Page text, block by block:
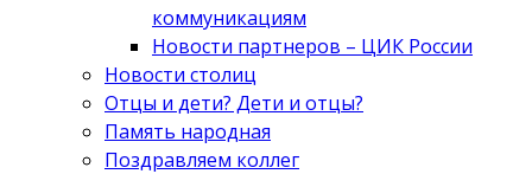
коммуникациям
Новости партнеров – ЦИК России
Новости столиц
Отцы и дети? Дети и отцы?
Память народная
Поздравляем коллег